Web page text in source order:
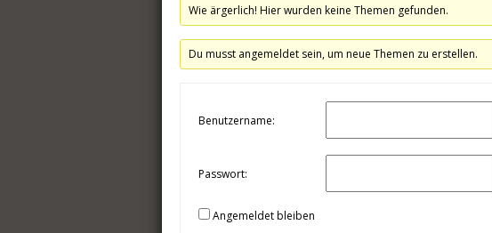
Wie ärgerlich! Hier wurden keine Themen gefunden.
Du musst angemeldet sein, um neue Themen zu erstellen.
Benutzername:
Passwort:
Angemeldet bleiben